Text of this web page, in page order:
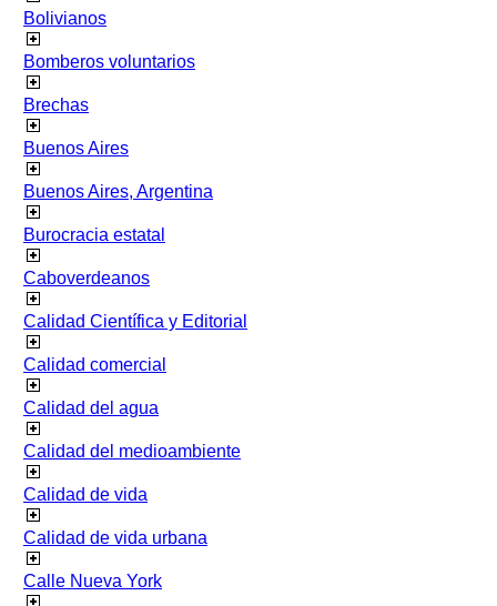
Bolivianos
Bomberos voluntarios
Brechas
Buenos Aires
Buenos Aires, Argentina
Burocracia estatal
Caboverdeanos
Calidad Científica y Editorial
Calidad comercial
Calidad del agua
Calidad del medioambiente
Calidad de vida
Calidad de vida urbana
Calle Nueva York